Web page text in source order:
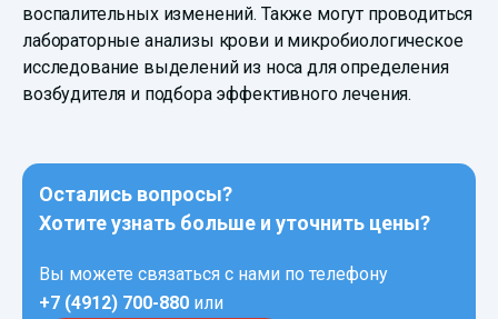
воспалительных изменений. Также могут проводиться
лабораторные анализы крови и микробиологическое
исследование выделений из носа для определения
возбудителя и подбора эффективного лечения.
Остались вопросы?
Хотите узнать больше и уточнить цены?
Вы можете связаться с нами по телефону
+7 (4912) 700-880 или